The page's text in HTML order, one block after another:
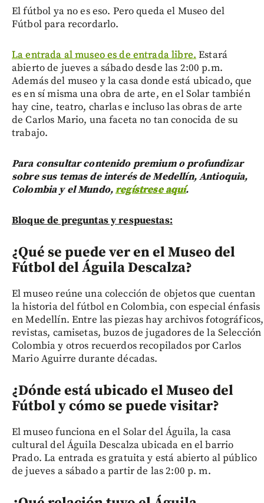
El fútbol ya no es eso. Pero queda el Museo del
Fútbol para recordarlo.
La entrada al museo es de entrada libre. Estará
abierto de jueves a sábado desde las 2:00 p.m.
Además del museo y la casa donde está ubicado, que
es en sí misma una obra de arte, en el Solar también
hay cine, teatro, charlas e incluso las obras de arte
de Carlos Mario, una faceta no tan conocida de su
trabajo.
Para consultar contenido premium o profundizar
sobre sus temas de interés de Medellín, Antioquia,
Colombia y el Mundo,regístrese aquí.
Bloque de preguntas y respuestas:
¿Qué se puede ver en el Museo del
Fútbol del Águila Descalza?
El museo reúne una colección de objetos que cuentan
la historia del fútbol en Colombia, con especial énfasis
en Medellín. Entre las piezas hay archivos fotográficos,
revistas, camisetas, buzos de jugadores de la Selección
Colombia y otros recuerdos recopilados por Carlos
Mario Aguirre durante décadas.
¿Dónde está ubicado el Museo del
Fútbol y cómo se puede visitar?
El museo funciona en el Solar del Águila, la casa
cultural del Águila Descalza ubicada en el barrio
Prado. La entrada es gratuita y está abierto al público
de jueves a sábado a partir de las 2:00 p. m.